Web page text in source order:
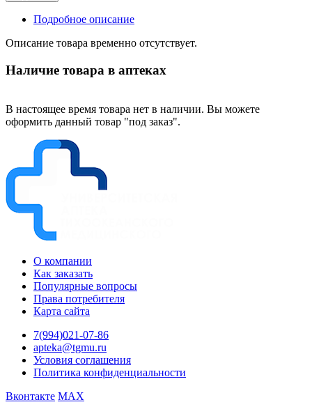
Подробное описание
Описание товара временно отсутствует.
Наличие товара в аптеках
В настоящее время товара нет в наличии. Вы можете
оформить данный товар "под заказ".
О компании
Как заказать
Популярные вопросы
Права потребителя
Карта сайта
7(994)021-07-86
apteka@tgmu.ru
Условия соглашения
Политика конфиденциальности
Вконтакте MAX